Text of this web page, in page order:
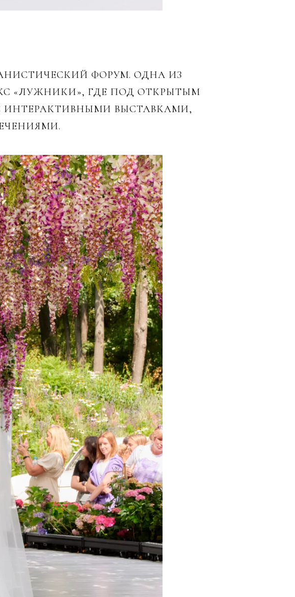
ФОРУМ. ОДНА ИЗ
«ЛУЖНИКИ», ГДЕ ПОД ОТКРЫТЫМ
ВЫСТАВКАМИ,